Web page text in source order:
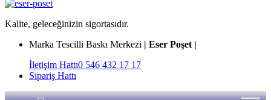
Kalite, geleceğinizin sigortasıdır.
Marka Tescilli Baskı Merkezi | Eser Poşet |
İletişim Hattı0 546 432 17 17
Sipariş Hattı